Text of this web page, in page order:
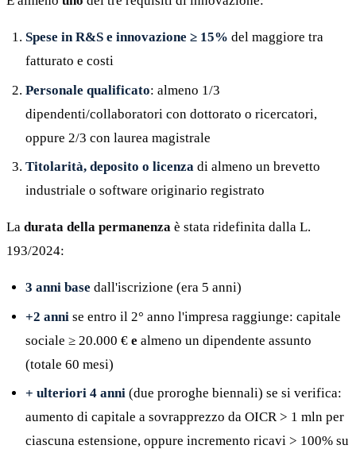
Spese in R&S e innovazione ≥ 15% del maggiore tra
fatturato e costi
Personale qualificato: almeno 1/3
dipendenti/collaboratori con dottorato o ricercatori,
oppure 2/3 con laurea magistrale
Titolarità, deposito o licenza di almeno un brevetto
industriale o software originario registrato
La durata della permanenza è stata ridefinita dalla L.
193/2024:
3 anni base dall'iscrizione (era 5 anni)
+2 anni se entro il 2° anno l'impresa raggiunge: capitale
sociale ≥ 20.000 € e almeno un dipendente assunto
(totale 60 mesi)
+ ulteriori 4 anni (due proroghe biennali) se si verifica:
aumento di capitale a sovrapprezzo da OICR > 1 mln per
ciascuna estensione, oppure incremento ricavi > 100% su